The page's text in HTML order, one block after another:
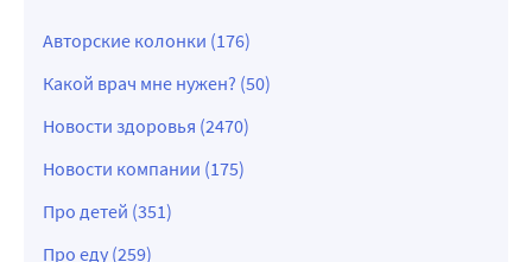
Авторские колонки (176)
Какой врач мне нужен? (50)
Новости здоровья (2470)
Новости компании (175)
Про детей (351)
Про еду (259)